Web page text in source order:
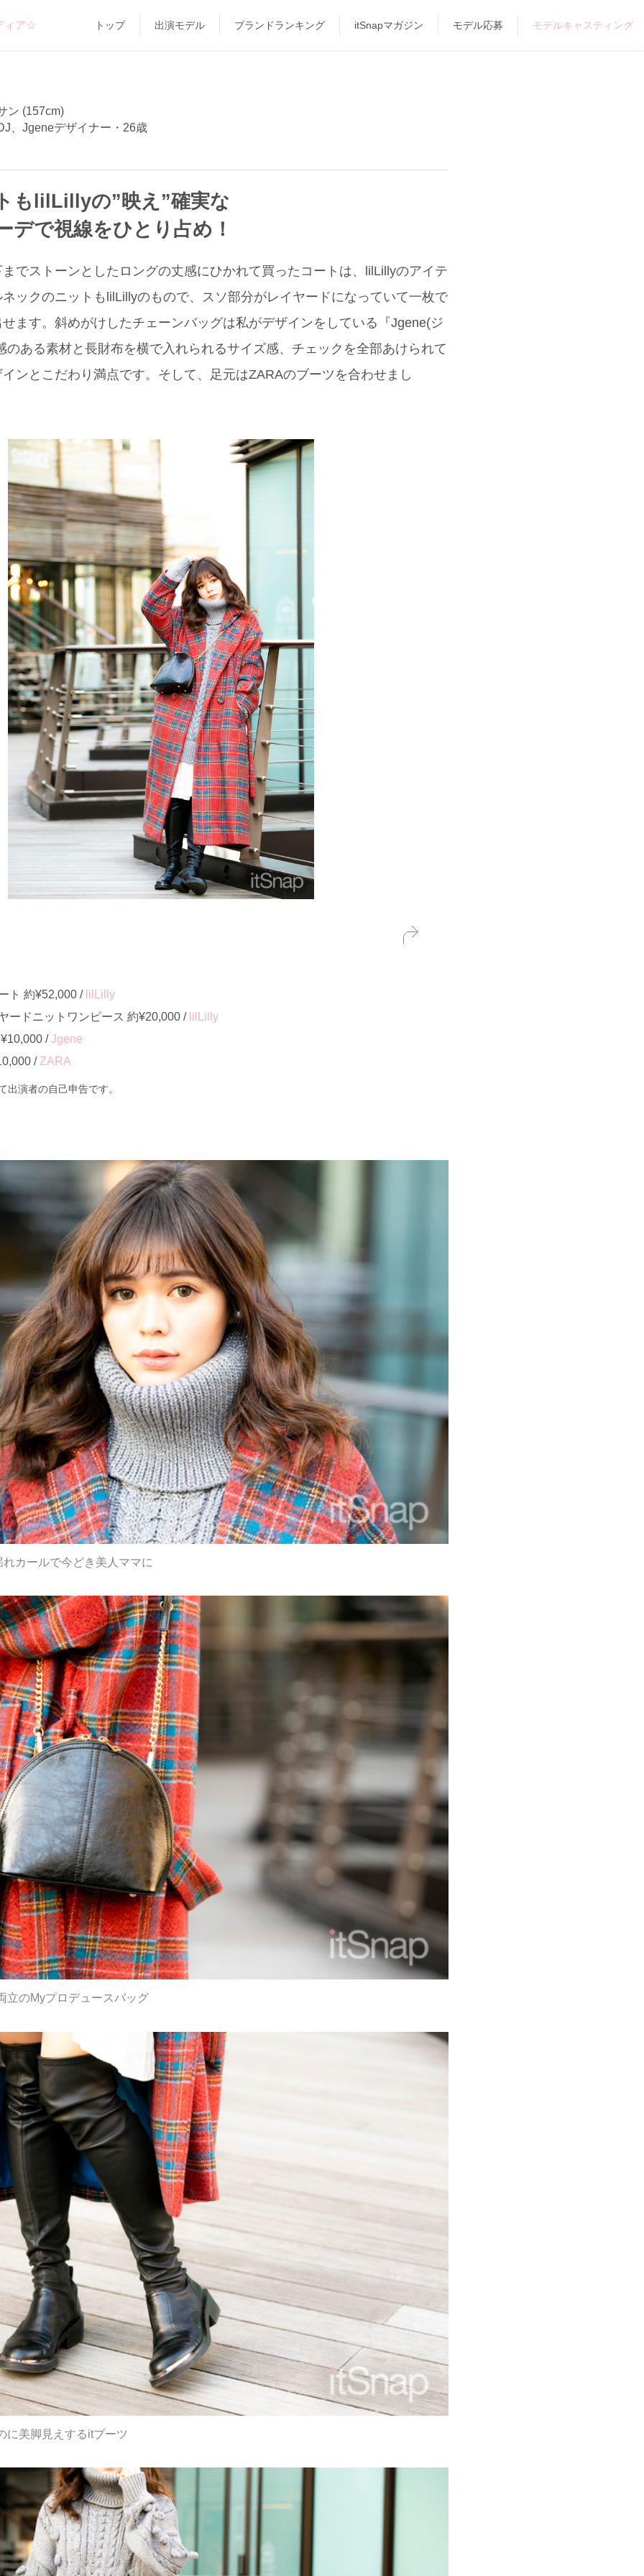
ィア☆ トップ 出演モデル ブランドランキング itSnapマガジン モデル応募 モデルキャスティング
ン (157cm)
、Jgeneデザイナー・26歳
もlilLillyの”映え”確実な
デで視線をひとり占め！
でストーンとしたロングの丈感にひかれて買ったコートは、lilLillyのアイテ
ックのニットもlilLillyのもので、スソ部分がレイヤードになっていて一枚で
ます。斜めがけしたチェーンバッグは私がデザインをしている『Jgene(ジ
のある素材と長財布を横で入れられるサイズ感、チェックを全部あけられて
ンとこだわり満点です。そして、足元はZARAのブーツを合わせまし
ト 約¥52,000 / lilLilly
ードニットワンピース 約¥20,000 / lilLilly
/Jgene
/ ZARA
演者の自己申告です。
カールで今どき美人ママに
立のMyプロデュースバッグ
に美脚見えするitブーツ